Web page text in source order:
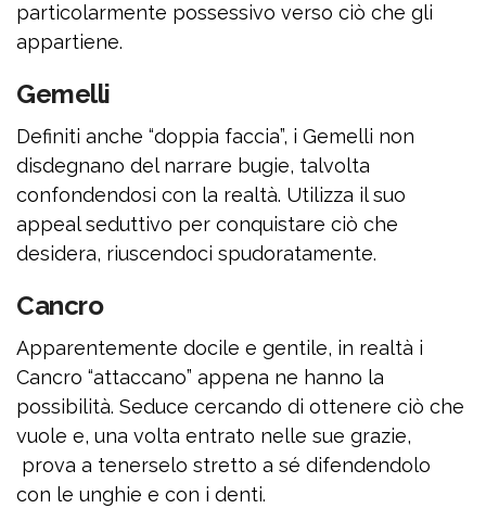
particolarmente possessivo verso ciò che gli
appartiene.
Gemelli
Definiti anche “doppia faccia”, i Gemelli non
disdegnano del narrare bugie, talvolta
confondendosi con la realtà. Utilizza il suo
appeal seduttivo per conquistare ciò che
desidera, riuscendoci spudoratamente.
Cancro
Apparentemente docile e gentile, in realtà i
Cancro “attaccano” appena ne hanno la
possibilità. Seduce cercando di ottenere ciò che
vuole e, una volta entrato nelle sue grazie,
prova a tenerselo stretto a sé difendendolo
con le unghie e con i denti.